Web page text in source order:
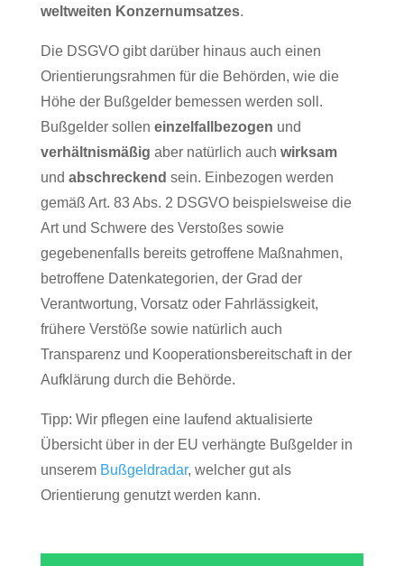
weltweiten Konzernumsatzes.
Die DSGVO gibt darüber hinaus auch einen
Orientierungsrahmen für die Behörden, wie die
Höhe der Bußgelder bemessen werden soll.
Bußgelder sollen einzelfallbezogen und
verhältnismäßig aber natürlich auch wirksam
und abschreckend sein. Einbezogen werden
gemäß Art. 83 Abs. 2 DSGVO beispielsweise die
Art und Schwere des Verstoßes sowie
gegebenenfalls bereits getroffene Maßnahmen,
betroffene Datenkategorien, der Grad der
Verantwortung, Vorsatz oder Fahrlässigkeit,
frühere Verstöße sowie natürlich auch
Transparenz und Kooperationsbereitschaft in der
Aufklärung durch die Behörde.
Tipp: Wir pflegen eine laufend aktualisierte
Übersicht über in der EU verhängte Bußgelder in
unserem Bußgeldradar, welcher gut als
Orientierung genutzt werden kann.